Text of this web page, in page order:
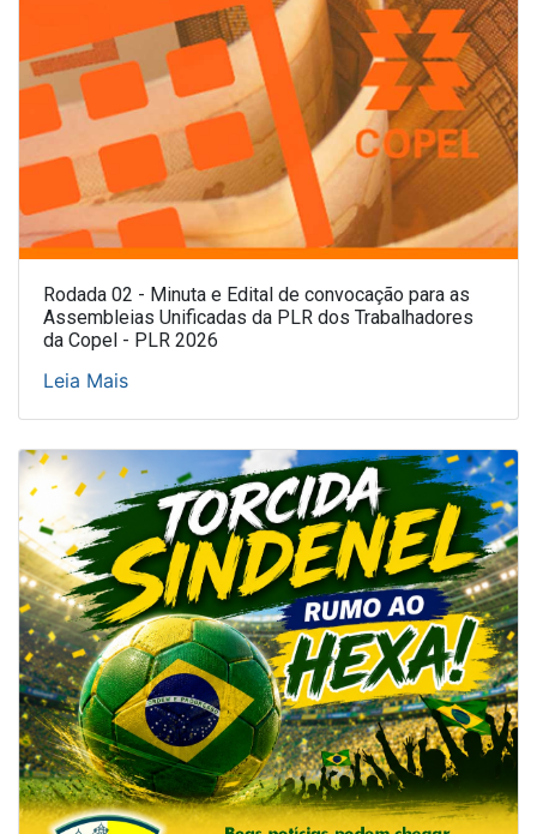
Rodada 02 - Minuta e Edital de convocação para as
Assembleias Unificadas da PLR dos Trabalhadores
da Copel - PLR 2026
Leia Mais